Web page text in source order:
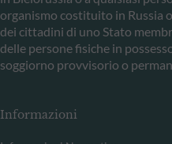
organismo costituito in Russia
dei cittadini di uno Stato
delle persone fisiche in
soggiorno provvisorio o
Informazioni